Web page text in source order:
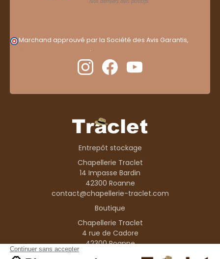
Marchand approuvé par la Société des Avis Garantis,
.
Entrepôt stockage
Chapellerie Traclet
14 Impasse Bardin
42300 Roanne
contact@chapellerie-traclet.com
Boutique
Chapellerie Traclet
4 rue de Cadore
42300 Roanne